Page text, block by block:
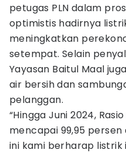
petugas PLN dalam
optimistis hadirnya
meningkatkan
setempat. Selain
Yayasan Baitul Maal
air bersih dan
pelanggan.
“Hingga Juni 2024,
mencapai 99,95 persen
ini kami berharap listrik